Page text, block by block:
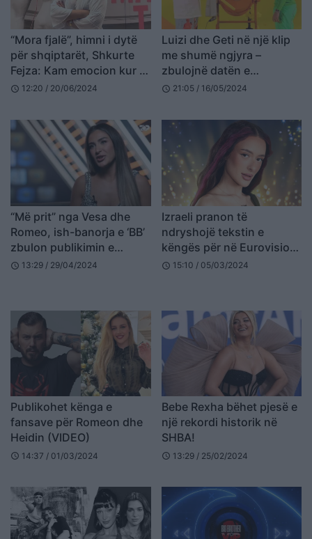
“Mora fjalë”, himni i dytë
për shqiptarët, Shkurte
Fejza: Kam emocion kur e
këndoj
schedule 12:20 / 20/06/2024
Luizi dhe Geti në një klip
me shumë ngjyra –
zbulojnë datën e
publikimit të
schedule 21:05 / 16/05/2024
“Më prit” nga Vesa dhe
Romeo, ish-banorja e ‘BB’
zbulon publikimin e
këngës
schedule 13:29 / 29/04/2024
Izraeli pranon të
ndryshojë tekstin e
këngës për në Eurovision
2024
schedule 15:10 / 05/03/2024
Publikohet kënga e
fansave për Romeon dhe
Heidin (VIDEO)
schedule 14:37 / 01/03/2024
Bebe Rexha bëhet pjesë e
një rekordi historik në
SHBA!
schedule 13:29 / 25/02/2024